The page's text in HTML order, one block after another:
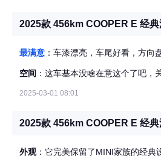
mini好玩，mona3性价比高，也便宜
2025款 456km COOPER E 经典
最满意 ：车漆漂亮，车尾好看，方向
空间 ：这车基本没啥在意这个了吧，
2025-03-01 08:01
2025款 456km COOPER E 经典
外观：它完美保留了MINI家族的经典